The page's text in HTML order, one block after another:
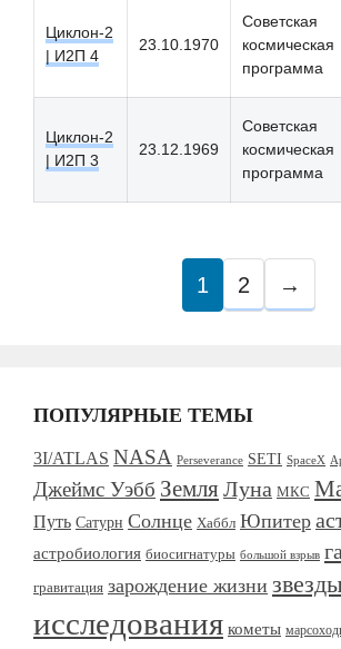
Циклон-2
| И2П 4
23.10.1970
Советская
космическая
программа
Циклон-2
| И2П 3
23.12.1969
Советская
космическая
программа
1 2 →
ПОПУЛЯРНЫЕ ТЕМЫ
3I/ATLAS NASA Perseverance SETI SpaceX
Джеймс Уэбб ЗемляЛуна МКС
Путь Сатурн Солнце Хаббл Юпитер
астробиология биосигнатуры большой взрыв
гравитация зарождение жизни
исследования кометы